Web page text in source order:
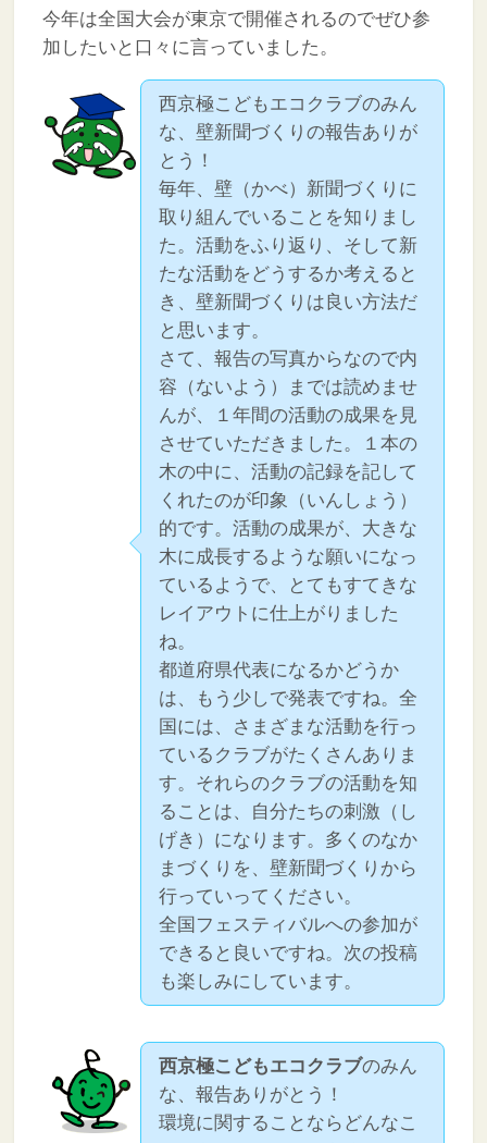
今年は全国大会が東京で開催されるのでぜひ参
加したいと口々に言っていました。
西京極こどもエコクラブのみん
な、壁新聞づくりの報告ありが
とう！
毎年、壁（かべ）新聞づくりに
取り組んでいることを知りまし
た。活動をふり返り、そして新
たな活動をどうするか考えると
き、壁新聞づくりは良い方法だ
と思います。
さて、報告の写真からなので内
容（ないよう）までは読めませ
んが、１年間の活動の成果を見
させていただきました。１本の
木の中に、活動の記録を記して
くれたのが印象（いんしょう）
的です。活動の成果が、大きな
木に成長するような願いになっ
ているようで、とてもすてきな
レイアウトに仕上がりました
ね。
都道府県代表になるかどうか
は、もう少しで発表ですね。全
国には、さまざまな活動を行っ
ているクラブがたくさんありま
す。それらのクラブの活動を知
ることは、自分たちの刺激（し
げき）になります。多くのなか
まづくりを、壁新聞づくりから
行っていってください。
全国フェスティバルへの参加が
できると良いですね。次の投稿
も楽しみにしています。
西京極こどもエコクラブのみん
な、報告ありがとう！
環境に関することならどんなこ